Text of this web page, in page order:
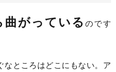
がっている のです
ところはどこにもない。ア